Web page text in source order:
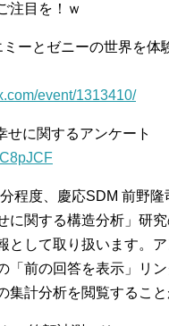
注目を！ｗ
ーとゼニーの世界を体
event/1313410/
せに関するアンケート
程度、慶応SDM 前野
に関する構造分析」研
として取り扱います。
「前の回答を表示」リ
集計分析を閲覧すること